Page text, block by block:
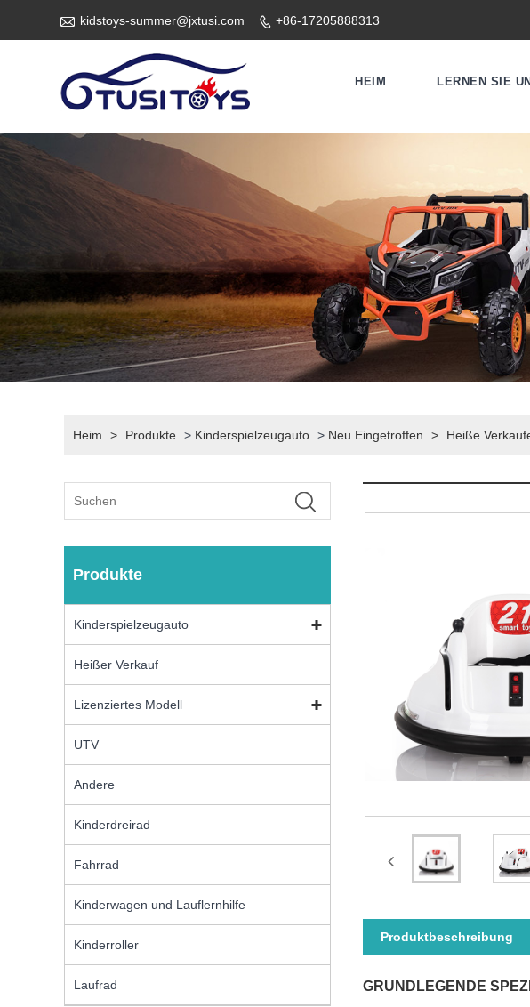
 kidstoys-summer@jxtusi.com  +86-17205888313
HEIM LERNEN SIE
Heim > Produkte > Kinderspielzeugauto > Neu Eingetroffen > Heiße
Produkte
Kinderspielzeugauto
Heißer Verkauf
Lizenziertes Modell
UTV
Andere
Kinderdreirad
Fahrrad
Kinderwagen und Lauflernhilfe
Kinderroller
Laufrad
Produktbeschreibung
GRUNDLEGENDE